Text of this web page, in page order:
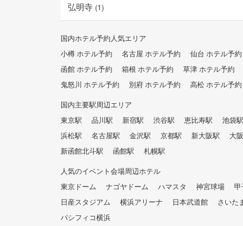
弘明寺 (1)
国内ホテル予約人気エリア
小樽 ホテル予約
名古屋 ホテル予約 仙台 ホテル予約
函館 ホテル予約
箱根 ホテル予約 草津 ホテル予約
鬼怒川 ホテル予約
別府 ホテル予約 高松 ホテル予約
国内主要駅周辺エリア
東京駅
品川駅 新宿駅 渋谷駅 恵比寿駅 池袋駅
浜松駅
名古屋駅 金沢駅 京都駅 新大阪駅 大
新函館北斗駅
函館駅
札幌駅
人気のイベント会場周辺ホテル
東京ドーム
ナゴヤドーム ハマスタ 神宮球場 甲
日産スタジアム
横浜アリーナ 日本武道館 さいた
パシフィコ横浜